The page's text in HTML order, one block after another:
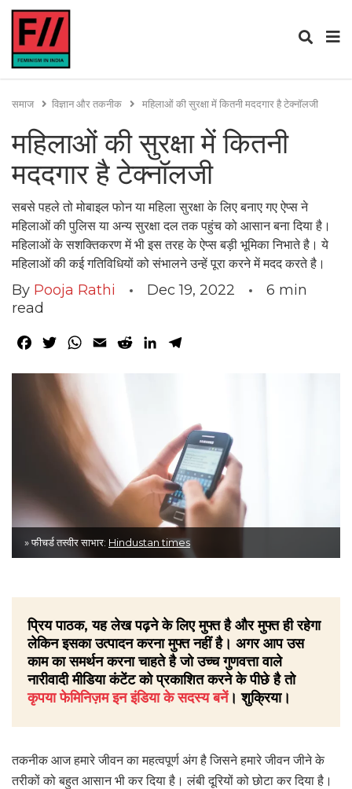
समाज विज्ञान और तकनीक महिलाओं की सुरक्षा में कितनी मददगार है टेक्नॉलजी
महिलाओं की सुरक्षा में कितनी
मददगार है टेक्नॉलजी
सबसे पहले तो मोबाइल फोन या महिला सुरक्षा के लिए बनाए गए ऐप्स ने
महिलाओं की पुलिस या अन्य सुरक्षा दल तक पहुंच को आसान बना दिया है।
महिलाओं के सशक्तिकरण में भी इस तरह के ऐप्स बड़ी भूमिका निभाते है। ये
महिलाओं की कई गतिविधियों को संभालने उन्हें पूरा करने में मदद करते है।
By Pooja Rathi Dec 19, 2022 6 min
read
Facebook
TwitterWhatsApp
Email RedditLinkedIn
» फीचर्ड तस्वीर साभार: Hindustan times
प्रिय पाठक, यह लेख पढ़ने के लिए मुफ्त है और मुफ्त ही रहेगा
लेकिन इसका उत्पादन करना मुफ्त नहीं है। अगर आप उस
काम का समर्थन करना चाहते है जो उच्च गुणवत्ता वाले
नारीवादी मीडिया कंटेंट को प्रकाशित करने के पीछे है तो
कृपया फेमिनिज़म इन इंडिया के सदस्य बनें। शुक्रिया।
तकनीक आज हमारे जीवन का महत्वपूर्ण अंग है जिसने हमारे जीवन जीने के
तरीकों को बहुत आसान भी कर दिया है। लंबी दूरियों को छोटा कर दिया है।